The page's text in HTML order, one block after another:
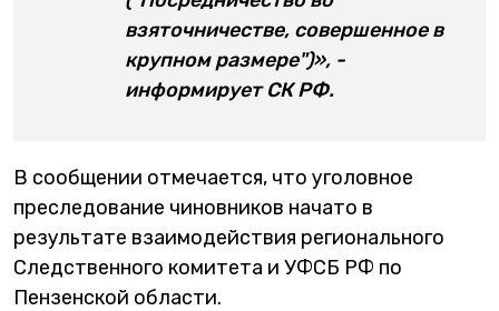
взяточничестве, совершенное в
крупном размере")», -
информирует СК РФ.
В сообщении отмечается, что уголовное
преследование чиновников начато в
результате взаимодействия регионального
Следственного комитета и УФСБ РФ по
Пензенской области.